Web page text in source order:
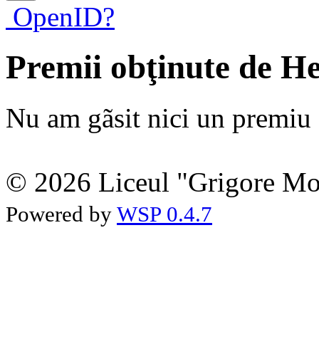
OpenID?
Premii obţinute de
Nu am gãsit nici un premiu
© 2026 Liceul "Grigore
Powered by WSP 0.4.7